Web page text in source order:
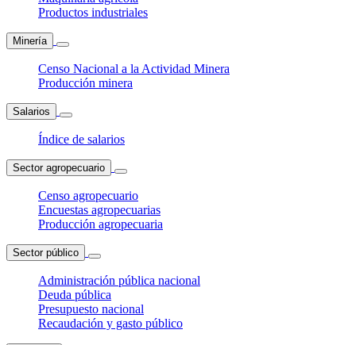
Productos industriales
Minería
Censo Nacional a la Actividad Minera
Producción minera
Salarios
Índice de salarios
Sector agropecuario
Censo agropecuario
Encuestas agropecuarias
Producción agropecuaria
Sector público
Administración pública nacional
Deuda pública
Presupuesto nacional
Recaudación y gasto público